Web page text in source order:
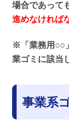
場合であって
進めなければ
※「業務用○○
業ゴミに該当
事業系